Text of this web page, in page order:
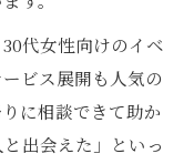
代女性向けのイベ
ビス展開も人気の
に相談できて助か
出会えた」といっ